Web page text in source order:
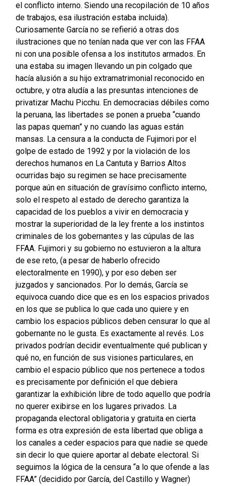
el conflicto interno. Siendo una recopilación de 10 años
de trabajos, esa ilustración estaba incluida).
Curiosamente García no se refierió a otras dos
ilustraciones que no tenían nada que ver con las FFAA
ni con una posible ofensa a los institutos armados. En
una estaba su imagen llevando un pin colgado que
hacía alusión a su hijo extramatrimonial reconocido en
octubre, y otra aludía a las presuntas intenciones de
privatizar Machu Picchu. En democracias débiles como
la peruana, las libertades se ponen a prueba “cuando
las papas queman” y no cuando las aguas están
mansas. La censura a la conducta de Fujimori por el
golpe de estado de 1992 y por la violación de los
derechos humanos en La Cantuta y Barrios Altos
ocurridas bajo su regimen se hace precisamente
porque aún en situación de gravísimo conflicto interno,
solo el respeto al estado de derecho garantiza la
capacidad de los pueblos a vivir en democracia y
mostrar la superioridad de la ley frente a los instintos
criminales de los gobernantes y las cúpulas de las
FFAA. Fujimori y su gobierno no estuvieron a la altura
de ese reto, (a pesar de haberlo ofrecido
electoralmente en 1990), y por eso deben ser
juzgados y sancionados. Por lo demás, García se
equivoca cuando dice que es en los espacios privados
en los que se publica lo que cada uno quiere y en
cambio los espacios públicos deben censurar lo que al
gobernante no le gusta. Es exactamente al revés. Los
privados podrían decidir eventualmente qué publican y
qué no, en función de sus visiones particulares, en
cambio el espacio público que nos pertenece a todos
es precisamente por definición el que debiera
garantizar la exhibición libre de todo aquello que podría
no querer exibirse en los lugares privados. La
propaganda electoral obligatoria y gratuita en cierta
forma es otra expresión de esta libertad que obliga a
los canales a ceder espacios para que nadie se quede
sin decir lo que quiere aportar al debate electoral. Si
seguimos la lógica de la censura “a lo que ofende a las
FFAA” (decidido por García, del Castillo y Wagner)